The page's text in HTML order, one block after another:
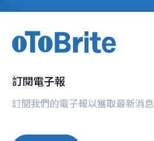
訂閱電子報
訂閱我們的電子報以獲取最新消息